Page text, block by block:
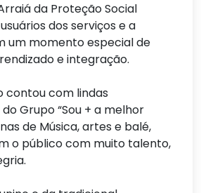
da Proteção Social
dos serviços e a
um momento especial de
e integração.
contou com lindas
Grupo “Sou + a melhor
de Música, artes e balé,
o público com muito talento,